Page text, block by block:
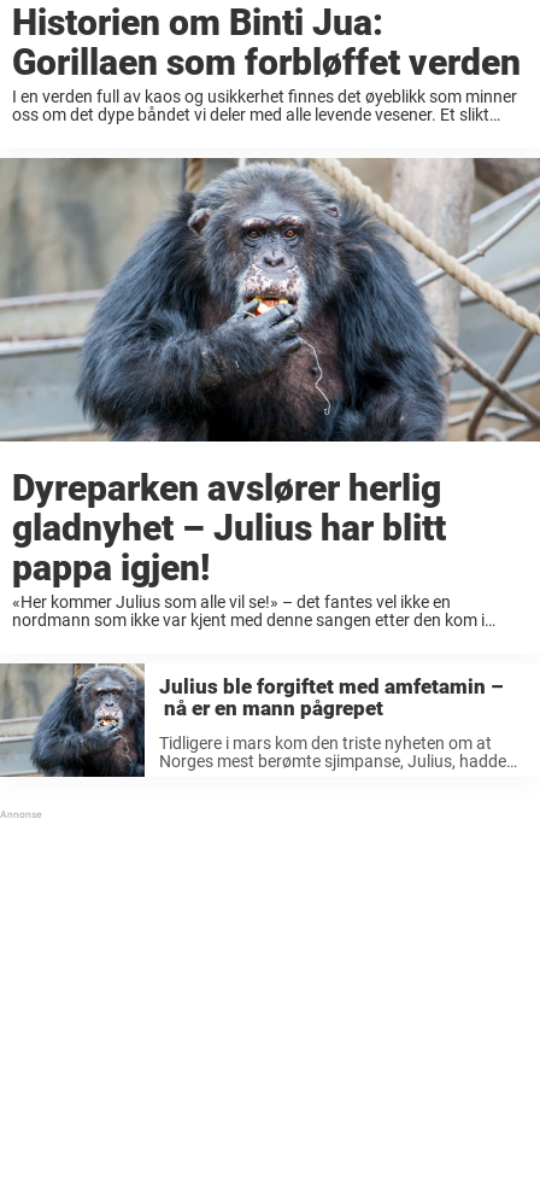
Historien om Binti Jua:
Gorillaen som forbløffet verden
I en verden full av kaos og usikkerhet finnes det øyeblikk som minner
oss om det dype båndet vi deler med alle levende vesener. Et slikt
Dyreparken avslører herlig
gladnyhet – Julius har blitt
pappa igjen!
«Her kommer Julius som alle vil se!» – det fantes vel ikke en
nordmann som ikke var kjent med denne sangen etter den kom i
Julius ble forgiftet med amfetamin –
nå er en mann pågrepet
Tidligere i mars kom den triste nyheten om at
Norges mest berømte sjimpanse, Julius, hadde